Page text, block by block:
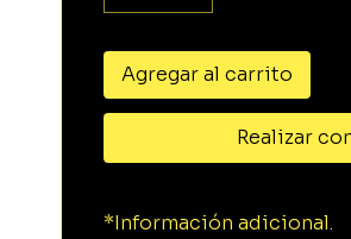
Agregar al carrito
Realizar
*Información adicional.